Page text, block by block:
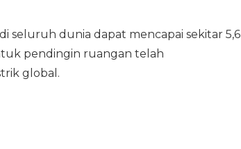
seluruh dunia dapat mencapai sekitar 5,6
pendingin ruangan telah
global.